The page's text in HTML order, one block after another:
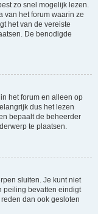
zo snel mogelijk lezen.
van het forum waarin ze
het van de vereiste
De benodigde
het forum en alleen op
dus het lezen
bepaalt de beheerder
te plaatsen.
sluiten. Je kunt niet
peiling bevatten eindigt
dan ook gesloten